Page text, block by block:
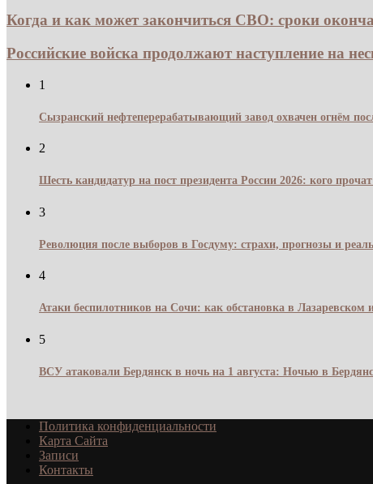
Когда и как может закончиться СВО: сроки
Российские войска продолжают наступление на
1
Сызранский нефтеперерабатывающий завод охвачен огнём
2
Шесть кандидатур на пост президента России 2026: кого
3
Революция после выборов в Госдуму: страхи, прогнозы и
4
Атаки беспилотников на Сочи: как обстановка в Лазаревском
5
ВСУ атаковали Бердянск в ночь на 1 августа: Ночью в
Политика конфиденциальности
Карта Сайта
Записи
Контакты